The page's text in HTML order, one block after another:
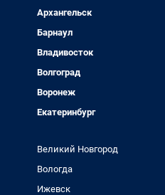
Архангельск
Барнаул
Владивосток
Волгоград
Воронеж
Екатеринбург
Великий Новгород
Вологда
Ижевск